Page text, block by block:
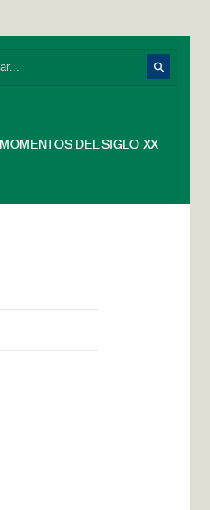
MOMENTOS DEL SIGLO XX